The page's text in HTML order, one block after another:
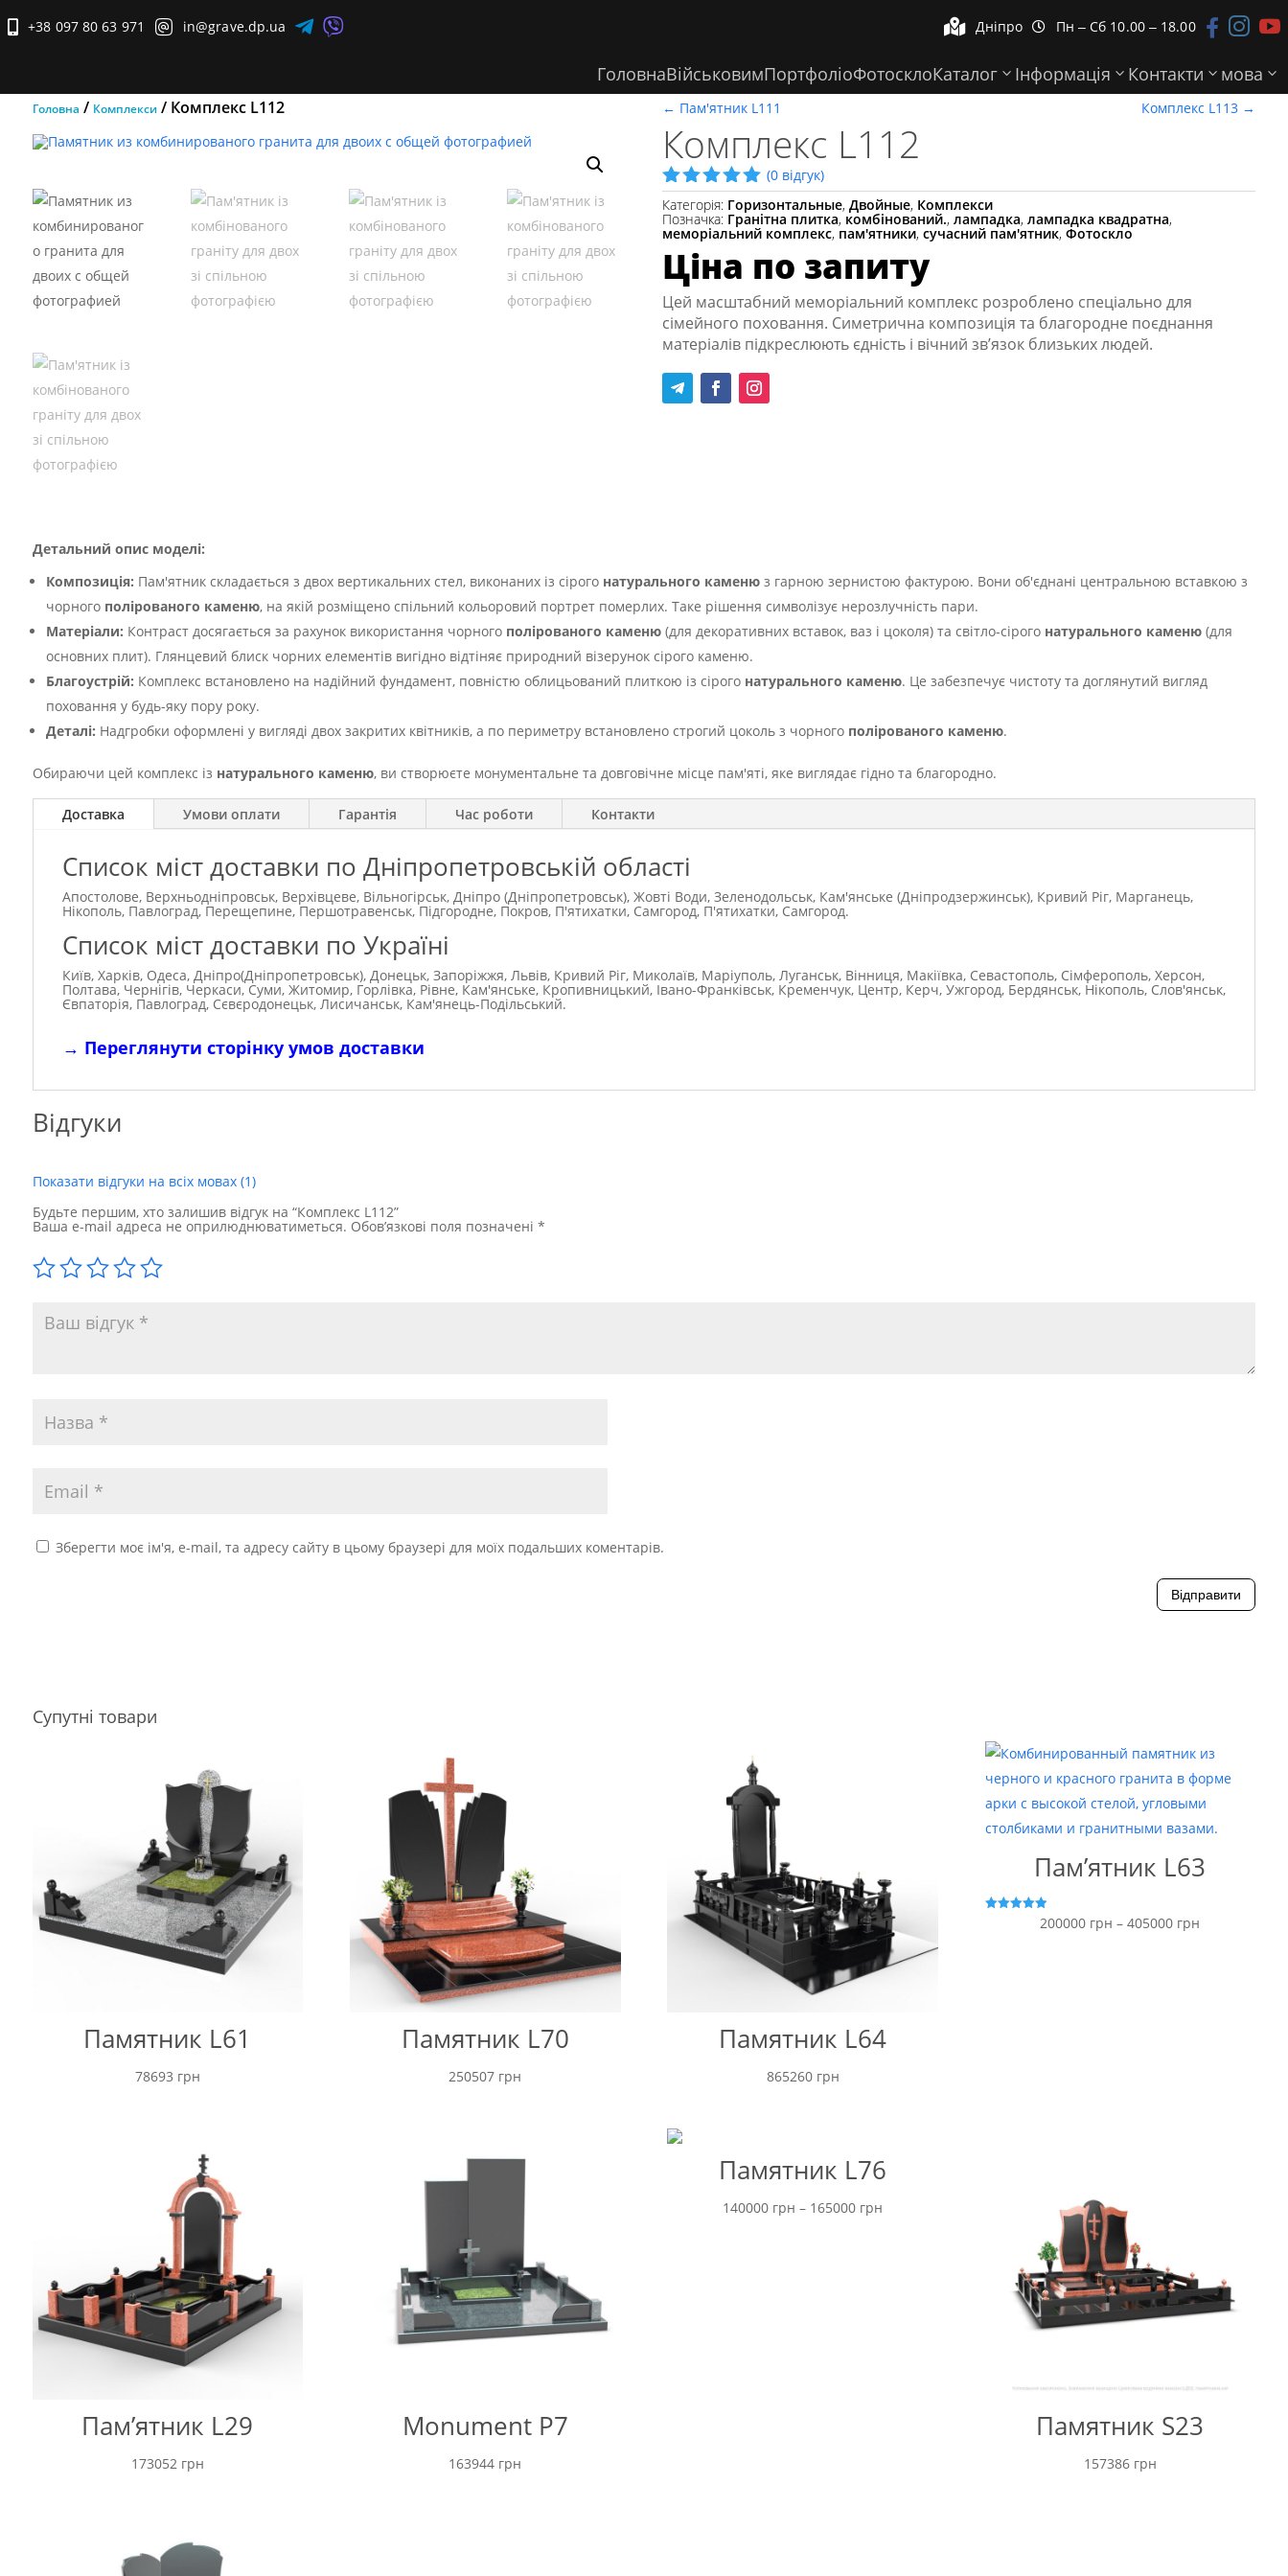
 +38 097 80 63 971  in@grave.dp.ua    Дніпро  Пн ‒ Сб 10.00 ‒ 18.00   
ГоловнаВійськовимПортфоліоФотосклоКаталог Інформація Контакти мова
Головна / Комплекси/ Комплекс L112 ← Пам'ятник L111 Комплекс L113 →
Комплекс L112
Рейтинг
5.00з 5
на основі
опитуванн
покупця
(0 відгук)
Категорія: Горизонтальные,Двойные, Комплекси
Позначка: Гранітна плитка, комбінований.,лампадка,лампадка квадратна,
меморіальний комплекс, пам'ятники,сучасний пам'ятник,Фотоскло
Ціна по запиту
Цей масштабний меморіальний комплекс розроблено спеціально для
сімейного поховання. Симетрична композиція та благородне поєднання
матеріалів підкреслюють єдність і вічний зв’язок близьких людей.
Детальний опис моделі:
Композиція: Пам'ятник складається з двох вертикальних стел, виконаних із сірого натурального каменюз гарною зернистою фактурою. Вони об'єднані центральною вставкою з
чорного полірованого каменю, на якій розміщено спільний кольоровий портрет померлих. Таке рішення символізує нерозлучність пари.
Матеріали: Контраст досягається за рахунок використання чорного полірованого каменю(для декоративних вставок, ваз і цоколя) та світло-сірого натурального каменю(для
основних плит). Глянцевий блиск чорних елементів вигідно відтіняє природний візерунок сірого каменю.
Благоустрій: Комплекс встановлено на надійний фундамент, повністю облицьований плиткою із сірого натурального каменю. Це забезпечує чистоту та доглянутий вигляд
поховання у будь-яку пору року.
Деталі: Надгробки оформлені у вигляді двох закритих квітників, а по периметру встановлено строгий цоколь з чорного полірованого каменю.
Обираючи цей комплекс із натурального каменю, ви створюєте монументальне та довговічне місце пам'яті, яке виглядає гідно та благородно.
Доставка Умови оплати Гарантія Час роботи Контакти
Список міст доставки по Дніпропетровській області
Апостолове, Верхньодніпровськ, Верхівцеве, Вільногірськ, Дніпро (Дніпропетровськ), Жовті Води, Зеленодольськ, Кам'янське (Дніпродзержинськ), Кривий Ріг, Марганець,
Нікополь, Павлоград, Перещепине, Першотравенськ, Підгородне, Покров, П'ятихатки, Самгород, П'ятихатки, Самгород.
Список міст доставки по Україні
Київ, Харків, Одеса, Дніпро(Дніпропетровськ), Донецьк, Запоріжжя, Львів, Кривий Ріг, Миколаїв, Маріуполь, Луганськ, Вінниця, Макіївка, Севастополь, Сімферополь, Херсон,
Полтава, Чернігів, Черкаси, Суми, Житомир, Горлівка, Рівне, Кам'янське, Кропивницький, Івано-Франківськ, Кременчук, Центр, Керч, Ужгород, Бердянськ, Нікополь, Слов'янськ,
Євпаторія, Павлоград, Сєвєродонецьк, Лисичанськ, Кам'янець-Подільський.
→ Переглянути сторінку умов доставки
Відгуки
Показати відгуки на всіх мовах (1)
Будьте першим, хто залишив відгук на “Комплекс L112”
Ваша e-mail адреса не оприлюднюватиметься. Обов’язкові поля позначені *
Зберегти моє ім'я, e-mail, та адресу сайту в цьому браузері для моїх подальших коментарів.
Відправити
Супутні товари
Памятник L61
78693 грн
Памятник L70
250507 грн
Памятник L64
865260 грн
Пам’ятник L63
200000 грн – 405000 грн
Пам’ятник L29
173052 грн
Monument P7
163944 грн
Памятник L76
140000 грн – 165000 грн
Памятник S23
157386 грн